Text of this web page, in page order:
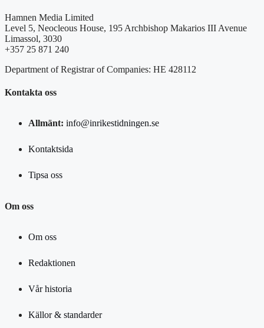
Hamnen Media Limited
Level 5, Neocleous House, 195 Archbishop Makarios III Avenue
Limassol, 3030
+357 25 871 240
Department of Registrar of Companies: HE 428112
Kontakta oss
Allmänt: info@inrikestidningen.se
Kontaktsida
Tipsa oss
Om oss
Om oss
Redaktionen
Vår historia
Källor & standarder